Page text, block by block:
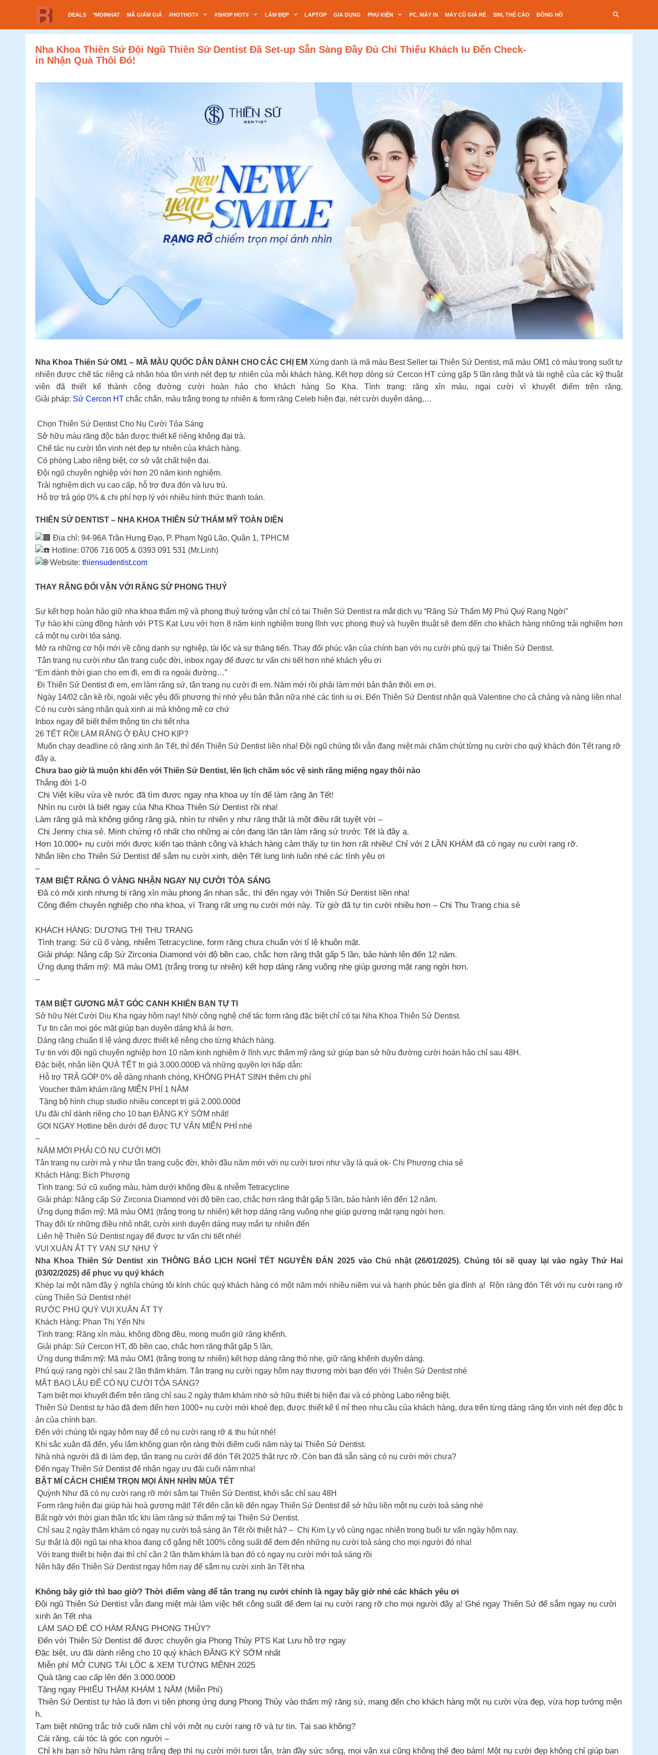
nội
DEALS *MOINHAT MÃ GIẢM GIÁ #HOTHOT# #SHOP HOT# LÀM ĐẸP LAPTOP GIA DỤNG PHỤ KIỆN PC, MÁY IN MÁY CŨ GIÁ RẺ SIM, THẺ CÀO ĐỒNG HỒ
Nha Khoa Thiên Sứ Đội Ngũ Thiên Sứ Dentist Đã Set-up Sẵn Sàng Đầy Đủ Chỉ Thiếu Khách Iu Đến Check-
in Nhận Quà Thôi Đó!
Nha Khoa Thiên Sứ OM1 – MÃ MÀU QUỐC DÂN DÀNH CHO CÁC CHỊ EM Xứng danh là mã màu Best Seller tại Thiên Sứ Dentist, mã màu OM1 có màu trong suốt tự
nhiên được chế tác riêng cá nhân hóa tôn vinh nét đẹp tự nhiên của mỗi khách hàng. Kết hợp dòng sứ Cercon HT cứng gấp 5 lần răng thật và tài nghệ của các kỹ thuật
viên đã thiết kế thành công đường cười hoàn hảo cho khách hàng So Kha. Tình trạng: răng xỉn màu, ngại cười vì khuyết điểm trên răng.
Giải pháp: Sứ Cercon HT chắc chắn, màu trắng trong tự nhiên & form răng Celeb hiện đại, nét cười duyên dáng,…
Chọn Thiên Sứ Dentist Cho Nụ Cười Tỏa Sáng
Sở hữu màu răng độc bản được thiết kế riêng không đại trà.
Chế tác nụ cười tôn vinh nét đẹp tự nhiên của khách hàng.
Có phòng Labo riêng biệt, cơ sở vật chất hiện đại.
Đội ngũ chuyên nghiệp với hơn 20 năm kinh nghiệm.
Trải nghiệm dịch vụ cao cấp, hỗ trợ đưa đón và lưu trú.
Hỗ trợ trả góp 0% & chi phí hợp lý với nhiều hình thức thanh toán.
THIÊN SỨ DENTIST – NHA KHOA THIÊN SỨ THẨM MỸ TOÀN DIỆN
Địa chỉ: 94-96A Trần Hưng Đạo, P. Phạm Ngũ Lão, Quận 1, TPHCM
Hotline: 0706 716 005 & 0393 091 531 (Mr.Linh)
Website: thiensudentist.com
THAY RĂNG ĐỔI VẬN VỚI RĂNG SỨ PHONG THUỶ
Sự kết hợp hoàn hảo giữ nha khoa thẩm mỹ và phong thuỷ tướng vận chỉ có tại Thiên Sứ Dentist ra mắt dịch vụ “Răng Sứ Thẩm Mỹ Phú Quý Rạng Ngời”
Tự hào khi cùng đồng hành với PTS Kat Lưu với hơn 8 năm kinh nghiệm trong lĩnh vực phong thuỷ và huyền thuật sẽ đem đến cho khách hàng những trải nghiệm hơn
cả một nụ cười tỏa sáng.
Mở ra những cơ hội mới về công danh sự nghiệp, tài lộc và sự thăng tiến. Thay đổi phúc vận của chính bạn với nụ cười phú quý tại Thiên Sứ Dentist.
Tân trang nụ cười như tân trang cuộc đời, inbox ngay để được tư vấn chi tiết hơn nhé khách yêu ơi
“Em dành thời gian cho em đi, em đi ra ngoài đường…”
Đi Thiên Sứ Dentist đi em, em làm răng sứ, tân trang nụ cười đi em. Năm mới rồi phải làm mới bản thân thôi em ơi.
Ngày 14/02 cận kề rồi, ngoài việc yêu đối phương thì nhớ yêu bản thân nữa nhé các tình iu ơi. Đến Thiên Sứ Dentist nhận quà Valentine cho cả chàng và nàng liền nha!
Có nụ cười sáng nhận quà xinh ai mà không mê cơ chứ
Inbox ngay để biết thêm thông tin chi tiết nha
26 TẾT RỒI! LÀM RĂNG Ở ĐÂU CHO KỊP?
Muốn chạy deadline có răng xinh ăn Tết, thì đến Thiên Sứ Dentist liền nha! Đội ngũ chúng tôi vẫn đang miệt mài chăm chút từng nụ cười cho quý khách đón Tết rạng rỡ
đây ạ.
Chưa bao giờ là muộn khi đến với Thiên Sứ Dentist, lên lịch chăm sóc vệ sinh răng miệng ngay thôi nào
Thắng đời 1-0
Chị Việt kiều vừa về nước đã tìm được ngay nha khoa uy tín để làm răng ăn Tết!
Nhìn nụ cười là biết ngay của Nha Khoa Thiên Sứ Dentist rồi nha!
Làm răng giả mà không giống răng giả, nhìn tự nhiên y như răng thật là một điều rất tuyệt vời –
Chị Jenny chia sẻ. Minh chứng rõ nhất cho những ai còn đang lăn tăn làm răng sứ trước Tết là đây ạ.
Hơn 10.000+ nụ cười mới được kiến tạo thành công và khách hàng cảm thấy tự tin hơn rất nhiều! Chỉ với 2 LẦN KHÁM đã có ngay nụ cười rạng rỡ.
Nhắn liền cho Thiên Sứ Dentist để sắm nụ cười xinh, diện Tết lung linh luôn nhé các tình yêu ơi ️
–
TẠM BIỆT RĂNG Ố VÀNG NHẬN NGAY NỤ CƯỜI TỎA SÁNG
Đã có môi xinh nhưng bị răng xỉn màu phong ấn nhan sắc, thì đến ngay với Thiên Sứ Dentist liền nha!
Cộng điểm chuyên nghiệp cho nha khoa, vì Trang rất ưng nụ cười mới này. Từ giờ đã tự tin cười nhiều hơn – Chị Thu Trang chia sẻ
KHÁCH HÀNG: DƯƠNG THỊ THU TRANG
Tình trạng: Sứ cũ ố vàng, nhiễm Tetracycline, form răng chưa chuẩn với tỉ lệ khuôn mặt.
Giải pháp: Nâng cấp Sứ Zirconia Diamond với độ bền cao, chắc hơn răng thật gấp 5 lần, bảo hành lên đến 12 năm.
Ứng dụng thẩm mỹ: Mã màu OM1 (trắng trong tự nhiên) kết hợp dáng răng vuông nhẹ giúp gương mặt rạng ngời hơn.
–
TẠM BIỆT GƯƠNG MẶT GÓC CẠNH KHIẾN BẠN TỰ TI
Sở hữu Nét Cười Dịu Kha ngay hôm nay! Nhờ công nghệ chế tác form răng đặc biệt chỉ có tại Nha Khoa Thiên Sứ Dentist.
Tự tin cân mọi góc mặt giúp bạn duyên dáng khả ái hơn.
Dáng răng chuẩn tỉ lệ vàng được thiết kế riêng cho từng khách hàng.
Tự tin với đội ngũ chuyên nghiệp hơn 10 năm kinh nghiệm ở lĩnh vực thẩm mỹ răng sứ giúp bạn sở hữu đường cười hoàn hảo chỉ sau 48H.
Đặc biệt, nhận liền QUÀ TẾT trị giá 3.000.000Đ và những quyền lợi hấp dẫn:
Hỗ trợ TRẢ GÓP 0% dễ dàng nhanh chóng, KHÔNG PHÁT SINH thêm chi phí
Voucher thăm khám răng MIỄN PHÍ 1 NĂM
Tặng bộ hình chụp studio nhiều concept trị giá 2.000.000đ
Ưu đãi chỉ dành riêng cho 10 bạn ĐĂNG KÝ SỚM nhất!
GỌI NGAY Hotline bên dưới để được TƯ VẤN MIỄN PHÍ nhé
–
NĂM MỚI PHẢI CÓ NỤ CƯỜI MỚI
Tân trang nụ cười mà y như tân trang cuộc đời, khởi đầu năm mới với nụ cười tươi như vầy là quá ok- Chị Phượng chia sẻ
Khách Hàng: Bích Phượng
Tình trạng: Sứ cũ xuống màu, hàm dưới không đều & nhiễm Tetracycline
Giải pháp: Nâng cấp Sứ Zirconia Diamond với độ bền cao, chắc hơn răng thật gấp 5 lần, bảo hành lên đến 12 năm.
Ứng dụng thẩm mỹ: Mã màu OM1 (trắng trong tự nhiên) kết hợp dáng răng vuông nhẹ giúp gương mặt rạng ngời hơn.
Thay đổi từ những điều nhỏ nhất, cười xinh duyên dáng may mắn tự nhiên đến
Liên hệ Thiên Sứ Dentist ngay để được tư vấn chi tiết nhé!
VUI XUÂN ẤT TỴ VẠN SỰ NHƯ Ý
Nha Khoa Thiên Sứ Dentist xin THÔNG BÁO LỊCH NGHỈ TẾT NGUYÊN ĐÁN 2025 vào Chủ nhật (26/01/2025). Chúng tôi sẽ quay lại vào ngày Thứ Hai
(03/02/2025) để phục vụ quý khách
Khép lại một năm đầy ý nghĩa chúng tôi kính chúc quý khách hàng có một năm mới nhiều niềm vui và hạnh phúc bên gia đình ạ! Rộn ràng đón Tết với nụ cười rạng rỡ
cùng Thiên Sứ Dentist nhé!
RƯỚC PHÚ QUÝ VUI XUÂN ẤT TỴ
Khách Hàng: Phan Thị Yến Nhi
Tình trạng: Răng xỉn màu, không đồng đều, mong muốn giữ răng khểnh.
Giải pháp: Sứ Cercon HT, đồ bền cao, chắc hơn răng thật gấp 5 lần,
Ứng dụng thẩm mỹ: Mã màu OM1 (trắng trong tự nhiên) kết hợp dáng răng thỏ nhẹ, giữ răng khểnh duyên dáng.
Phú quý rạng ngời chỉ sau 2 lần thăm khám. Tân trang nụ cười ngay hôm nay thương mời bạn đến với Thiên Sứ Dentist nhé
MẤT BAO LÂU ĐỂ CÓ NỤ CƯỜI TỎA SÁNG?
Tạm biệt mọi khuyết điểm trên răng chỉ sau 2 ngày thăm khám nhờ sở hữu thiết bị hiện đại và có phòng Labo riêng biệt.
Thiên Sứ Dentist tự hào đã đem đến hơn 1000+ nụ cười mới khoẻ đẹp, được thiết kế tỉ mỉ theo nhu cầu của khách hàng, dựa trên từng dáng răng tôn vinh nét đẹp độc b
ản của chính bạn.
Đến với chúng tôi ngay hôm nay để có nụ cười rạng rỡ & thu hút nhé!
Khí sắc xuân đã đến, yêu lắm không gian rộn ràng thời điểm cuối năm này tại Thiên Sứ Dentist.
Nhà nhà người đã đi làm đẹp, tân trang nụ cười để đón Tết 2025 thật rực rỡ. Còn bạn đã sẵn sàng có nụ cười mới chưa?
Đến ngay Thiên Sứ Dentist để nhận ngay ưu đãi cuối năm nha!
BẬT MÍ CÁCH CHIẾM TRỌN MỌI ÁNH NHÌN MÙA TẾT
Quỳnh Như đã có nụ cười rạng rỡ mới sắm tại Thiên Sứ Dentist, khởi sắc chỉ sau 48H
Form răng hiện đại giúp hài hoà gương mặt! Tết đến cận kề đến ngay Thiên Sứ Dentist để sở hữu liền một nụ cười toả sáng nhé ️
Bất ngờ với thời gian thần tốc khi làm răng sứ thẩm mỹ tại Thiên Sứ Dentist.
Chỉ sau 2 ngày thăm khám có ngay nụ cười toả sáng ăn Tết rồi thiệt hả? – Chị Kim Ly vô cùng ngạc nhiên trong buổi tư vấn ngày hôm nay.
Sự thật là đội ngũ tại nha khoa đang cố gắng hết 100% công suất để đem đến những nụ cười toả sáng cho mọi người đó nha!
Với trang thiết bị hiện đại thì chỉ cần 2 lần thăm khám là bạn đó có ngay nụ cười mới toả sáng rồi
Nên hãy đến Thiên Sứ Dentist ngay hôm nay để sắm nụ cười xinh ăn Tết nha
Không bây giờ thì bao giờ? Thời điểm vàng để tân trang nụ cười chính là ngay bây giờ nhé các khách yêu ơi
Đội ngũ Thiên Sứ Dentist vẫn đang miệt mài làm việc hết công suất để đem lại nụ cười rạng rỡ cho mọi người đây ạ! Ghé ngay Thiên Sứ để sắm ngay nụ cười
xinh ăn Tết nha
LÀM SAO ĐỂ CÓ HÀM RĂNG PHONG THỦY?
️ Đến với Thiên Sứ Dentist để được chuyên gia Phong Thủy PTS Kat Lưu hỗ trợ ngay
Đặc biệt, ưu đãi dành riêng cho 10 quý khách ĐĂNG KÝ SỚM nhất
Miễn phí MỞ CUNG TÀI LỘC & XEM TƯỚNG MỆNH 2025
Quà tặng cao cấp lên đến 3.000.000Đ
Tặng ngay PHIẾU THĂM KHÁM 1 NĂM (Miễn Phí)
Thiên Sứ Dentist tự hào là đơn vị tiên phong ứng dụng Phong Thủy vào thẩm mỹ răng sứ, mang đến cho khách hàng một nụ cười vừa đẹp, vừa hợp tướng mện
h.
Tạm biệt những trắc trở cuối năm chỉ với một nụ cười rạng rỡ và tự tin. Tại sao không?
Cái răng, cái tóc là góc con người –
Chỉ khi bạn sở hữu hàm răng trắng đẹp thì nụ cười mới tươi tắn, tràn đầy sức sống, mọi vận xui cũng không thể đeo bám! Một nụ cười đẹp không chỉ giúp bạn